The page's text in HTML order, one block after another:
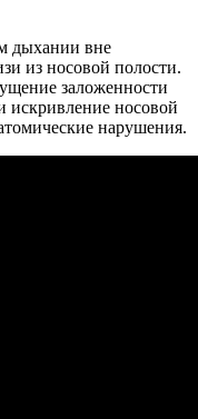
дыхании вне
из носовой полости.
заложенности
искривление носовой
нарушения.